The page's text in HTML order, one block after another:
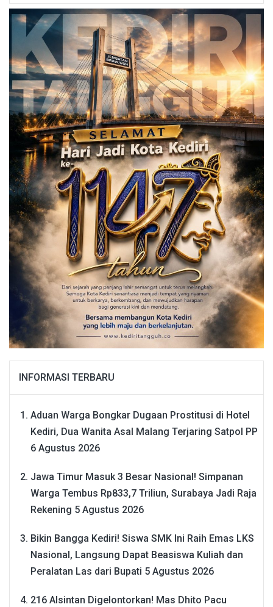
INFORMASI TERBARU
Aduan Warga Bongkar Dugaan Prostitusi di Hotel
Kediri, Dua Wanita Asal Malang Terjaring Satpol PP
6 Agustus 2026
Jawa Timur Masuk 3 Besar Nasional! Simpanan
Warga Tembus Rp833,7 Triliun, Surabaya Jadi Raja
Rekening 5 Agustus 2026
Bikin Bangga Kediri! Siswa SMK Ini Raih Emas LKS
Nasional, Langsung Dapat Beasiswa Kuliah dan
Peralatan Las dari Bupati 5 Agustus 2026
216 Alsintan Digelontorkan! Mas Dhito Pacu